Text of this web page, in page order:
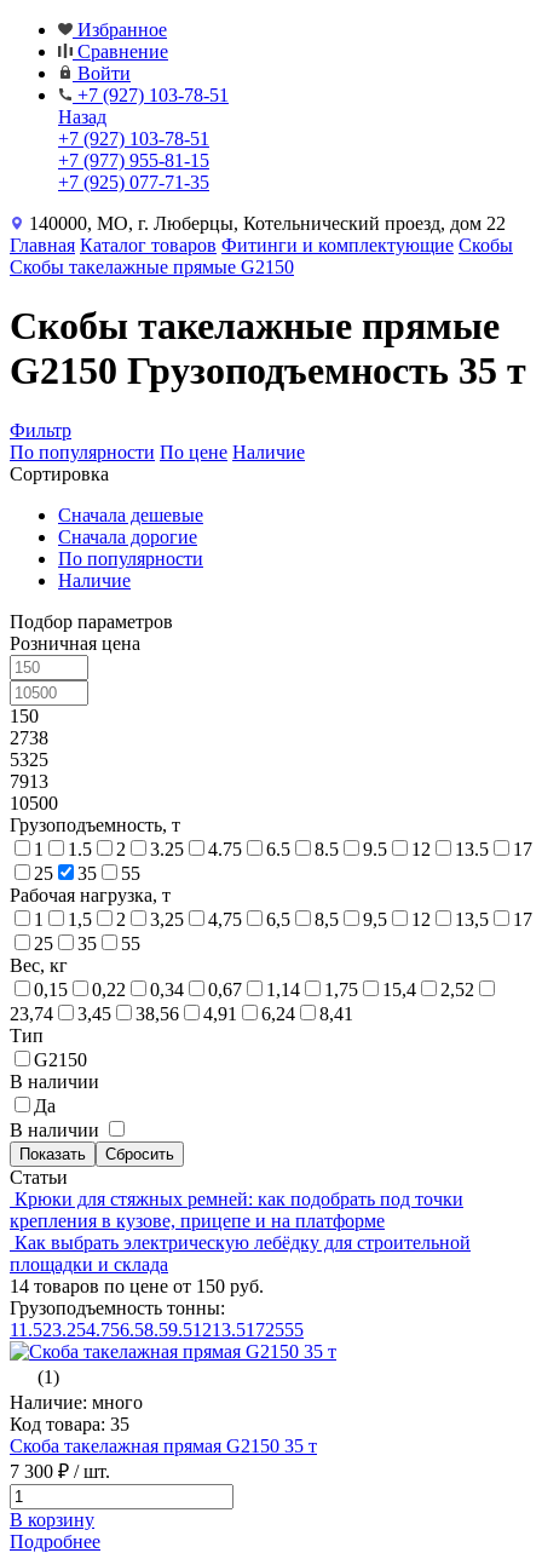
Избранное
Сравнение
Войти
+7 (927) 103-78-51
Назад
+7 (927) 103-78-51
+7 (977) 955-81-15
+7 (925) 077-71-35
140000, МО, г. Люберцы, Котельнический проезд, дом 22
Главная Каталог товаров Фитинги и комплектующие Скобы
Скобы такелажные прямые G2150
Скобы такелажные прямые
G2150 Грузоподъемность 35 т
Фильтр
По популярности По цене Наличие
Сортировка
Сначала дешевые
Сначала дорогие
По популярности
Наличие
Подбор параметров
Розничная цена
150
2738
5325
7913
10500
Грузоподъемность, т
1
1.5 2 3.25 4.75 6.5 8.5 9.5 12 13.5
17
25
35
55
Рабочая нагрузка, т
1
1,5 2 3,25 4,75 6,5 8,5 9,5 12 13,5
17
25
35
55
Вес, кг
0,15
0,22 0,34 0,67 1,14 1,75 15,4
2,52
23,74
3,45 38,56 4,91 6,24
8,41
Тип
G2150
В наличии
Да
В наличии
Статьи
Крюки для стяжных ремней: как подобрать под точки
крепления в кузове, прицепе и на платформе
Как выбрать электрическую лебёдку для строительной
площадки и склада
14 товаров по цене от 150 руб.
Грузоподъемность тонны:
11.523.254.756.58.59.51213.5172555
(1)
Наличие: много
Код товара: 35
Скоба такелажная прямая G2150 35 т
7 300 ₽ / шт.
В корзину
Подробнее